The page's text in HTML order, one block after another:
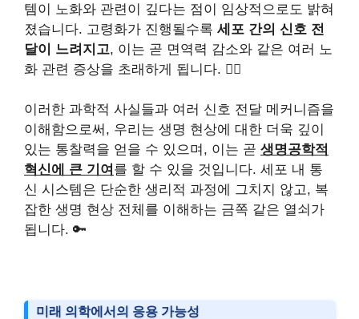
템이 노화와 관련이 깊다는 점이 임상적으로도 밝혀
졌습니다. 고령화가 진행될수록 세포 간의 신호 전
달이 느려지고, 이는 곧 면역력 감소와 같은 여러 노
화 관련 증상을 초래하게 됩니다. 🚶‍♂️
이러한 과학적 사실들과 여러 신호 전달 메커니즘을
이해함으로써, 우리는 생명 현상에 대한 더욱 깊이
있는 통찰력을 얻을 수 있으며, 이는 곧 생명공학적
혁신에 큰 기여 를 할 수 있을 것입니다. 세포 내 통
신 시스템은 단순한 생리적 과정에 그치지 않고, 복
잡한 생명 현상 전체를 이해하는 금쪽 같은 열쇠가
됩니다. 🔑
미래 의학에서의 응용 가능성